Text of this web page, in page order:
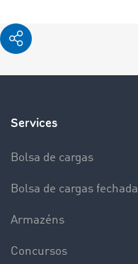
Services
Bolsa de cargas
Bolsa de cargas fechada
Armazéns
Concursos